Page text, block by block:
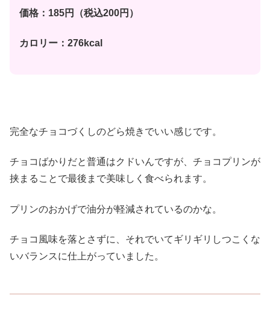
価格：185円（税込200円）
カロリー：276kcal
完全なチョコづくしのどら焼きでいい感じです。
チョコばかりだと普通はクドいんですが、チョコプリンが
挟まることで最後まで美味しく食べられます。
プリンのおかげで油分が軽減されているのかな。
チョコ風味を落とさずに、それでいてギリギリしつこくな
いバランスに仕上がっていました。